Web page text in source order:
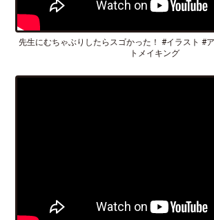
先生にむちゃぶりしたらスゴかった！ #イラスト #
トメイキング